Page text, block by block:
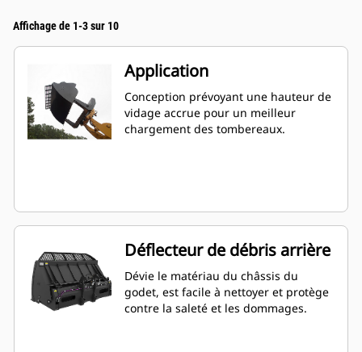
Affichage de 1-3 sur 10
Application
Conception prévoyant une hauteur de
vidage accrue pour un meilleur
chargement des tombereaux.
Déflecteur de débris arrière
Dévie le matériau du châssis du
godet, est facile à nettoyer et protège
contre la saleté et les dommages.